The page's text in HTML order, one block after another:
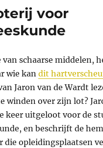
voor
van schaarse middelen,
wie kandit
Jaron van de Wardt
winden over zijn lot?
keer uitgeloot voor de
en beschrijft de
die opleidingsplaatsen